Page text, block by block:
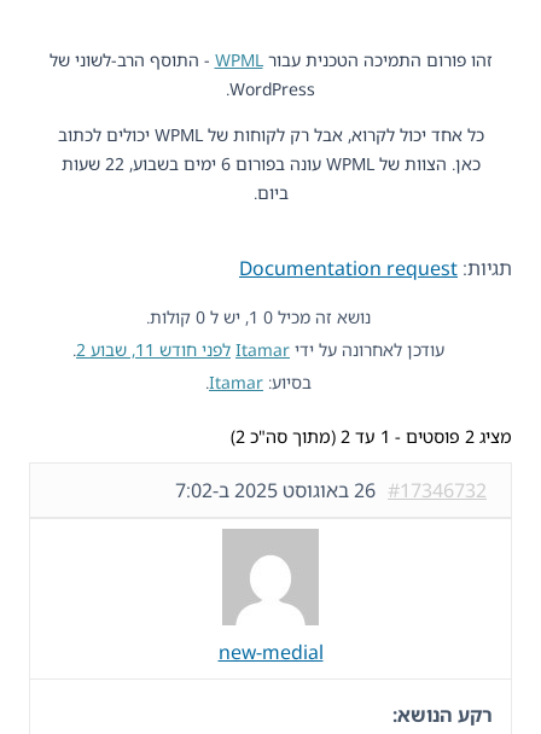
זהו פורום התמיכה הטכנית עבור WPML - התוסף הרב-לשוני של
WordPress.
כל אחד יכול לקרוא, אבל רק לקוחות של WPML יכולים לכתוב
כאן. הצוות של WPML עונה בפורום 6 ימים בשבוע, 22 שעות
ביום.
תגיות: Documentation request
נושא זה מכיל 0 1, יש ל 0 קולות.
עודכן לאחרונה על ידי Itamar לפני חודש 11, שבוע 2
.
בסיוע: Itamar
.
מציג 2 פוסטים - 1 עד 2 (מתוך סה"כ 2)
26 באוגוסט 2025 ב-7:02 #17346732
new-medial
רקע הנושא: